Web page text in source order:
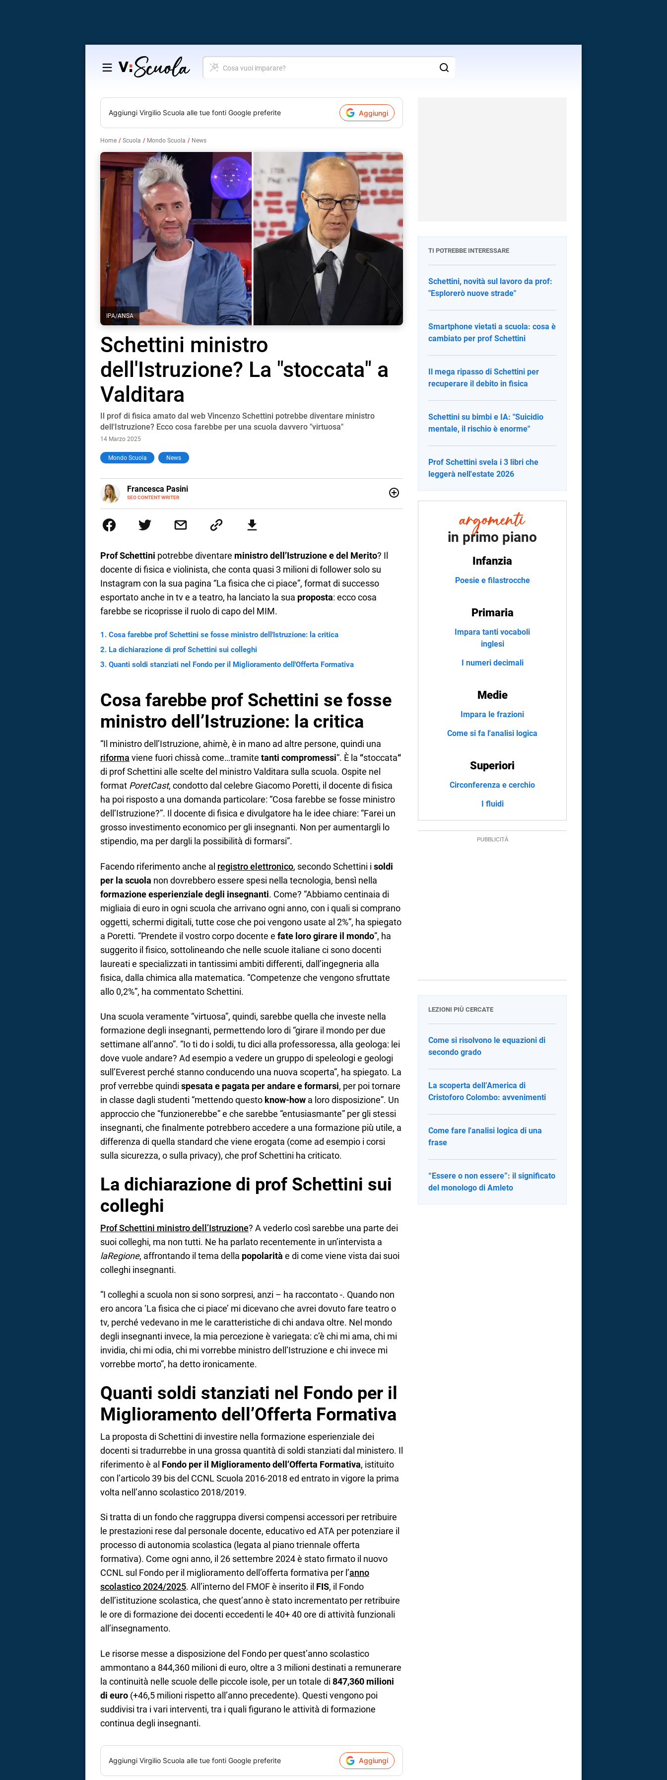
Salta
contenuto
Cosa
vuoi
Aggiungi Virgilio Scuola alle tue fonti Google preferite Aggiungi
Home Scuola Mondo Scuola News
IPA/ANSA
Schettini ministro
dell'Istruzione? La "stoccata" a
Valditara
Il prof di fisica amato dal web Vincenzo Schettini potrebbe diventare ministro
dell'Istruzione? Ecco cosa farebbe per una scuola davvero "virtuosa"
14 Marzo 2025
Mondo Scuola News
Francesca Pasini
SEO CONTENT WRITER
E-
MAIL
parlano di luoghi, viaggi unici, cultura e lifestyle, che trasformo in parole scritte per lavoro e
per passione.
Prof Schettini potrebbe diventare ministro dell’Istruzione e del Merito? Il
docente di fisica e violinista, che conta quasi 3 milioni di follower solo su
Instagram con la sua pagina “La fisica che ci piace”, format di successo
esportato anche in tv e a teatro, ha lanciato la sua proposta: ecco cosa
farebbe se ricoprisse il ruolo di capo del MIM.
Cosa farebbe prof Schettini se fosse ministro dell'Istruzione: la critica
La dichiarazione di prof Schettini sui colleghi
Quanti soldi stanziati nel Fondo per il Miglioramento dell'Offerta Formativa
Cosa farebbe prof Schettini se fosse
ministro dell’Istruzione: la critica
“Il ministro dell’Istruzione, ahimè, è in mano ad altre persone, quindi una
riforma viene fuori chissà come…tramite tanti compromessi“. È la “stoccata“
di prof Schettini alle scelte del ministro Valditara sulla scuola. Ospite nel
format PoretCast, condotto dal celebre Giacomo Poretti, il docente di fisica
ha poi risposto a una domanda particolare: “Cosa farebbe se fosse ministro
dell’Istruzione?”. Il docente di fisica e divulgatore ha le idee chiare: “Farei un
grosso investimento economico per gli insegnanti. Non per aumentargli lo
stipendio, ma per dargli la possibilità di formarsi”.
Facendo riferimento anche al registro elettronico, secondo Schettini i soldi
per la scuola non dovrebbero essere spesi nella tecnologia, bensì nella
formazione esperienziale degli insegnanti. Come? “Abbiamo centinaia di
migliaia di euro in ogni scuola che arrivano ogni anno, con i quali si comprano
oggetti, schermi digitali, tutte cose che poi vengono usate al 2%”, ha spiegato
a Poretti. “Prendete il vostro corpo docente e fate loro girare il mondo”, ha
suggerito il fisico, sottolineando che nelle scuole italiane ci sono docenti
laureati e specializzati in tantissimi ambiti differenti, dall’ingegneria alla
fisica, dalla chimica alla matematica. “Competenze che vengono sfruttate
allo 0,2%”, ha commentato Schettini.
Una scuola veramente “virtuosa”, quindi, sarebbe quella che investe nella
formazione degli insegnanti, permettendo loro di “girare il mondo per due
settimane all’anno”. “Io ti do i soldi, tu dici alla professoressa, alla geologa: lei
dove vuole andare? Ad esempio a vedere un gruppo di speleologi e geologi
sull’Everest perché stanno conducendo una nuova scoperta”, ha spiegato. La
prof verrebbe quindi spesata e pagata per andare e formarsi, per poi tornare
in classe dagli studenti “mettendo questo know-how a loro disposizione”. Un
approccio che “funzionerebbe” e che sarebbe “entusiasmante” per gli stessi
insegnanti, che finalmente potrebbero accedere a una formazione più utile, a
differenza di quella standard che viene erogata (come ad esempio i corsi
sulla sicurezza, o sulla privacy), che prof Schettini ha criticato.
La dichiarazione di prof Schettini sui
colleghi
Prof Schettini ministro dell’Istruzione? A vederlo così sarebbe una parte dei
suoi colleghi, ma non tutti. Ne ha parlato recentemente in un’intervista a
laRegione, affrontando il tema della popolarità e di come viene vista dai suoi
colleghi insegnanti.
“I colleghi a scuola non si sono sorpresi, anzi – ha raccontato -. Quando non
ero ancora ‘La fisica che ci piace’ mi dicevano che avrei dovuto fare teatro o
tv, perché vedevano in me le caratteristiche di chi andava oltre. Nel mondo
degli insegnanti invece, la mia percezione è variegata: c’è chi mi ama, chi mi
invidia, chi mi odia, chi mi vorrebbe ministro dell’Istruzione e chi invece mi
vorrebbe morto”, ha detto ironicamente.
Quanti soldi stanziati nel Fondo per il
Miglioramento dell’Offerta Formativa
La proposta di Schettini di investire nella formazione esperienziale dei
docenti si tradurrebbe in una grossa quantità di soldi stanziati dal ministero. Il
riferimento è al Fondo per il Miglioramento dell’Offerta Formativa, istituito
con l’articolo 39 bis del CCNL Scuola 2016-2018 ed entrato in vigore la prima
volta nell’anno scolastico 2018/2019.
Si tratta di un fondo che raggruppa diversi compensi accessori per retribuire
le prestazioni rese dal personale docente, educativo ed ATA per potenziare il
processo di autonomia scolastica (legata al piano triennale offerta
formativa). Come ogni anno, il 26 settembre 2024 è stato firmato il nuovo
CCNL sul Fondo per il miglioramento dell’offerta formativa per l’anno
scolastico 2024/2025. All’interno del FMOF è inserito il FIS, il Fondo
dell’istituzione scolastica, che quest’anno è stato incrementato per retribuire
le ore di formazione dei docenti eccedenti le 40+ 40 ore di attività funzionali
all’insegnamento.
Le risorse messe a disposizione del Fondo per quest’anno scolastico
ammontano a 844,360 milioni di euro, oltre a 3 milioni destinati a remunerare
la continuità nelle scuole delle piccole isole, per un totale di 847,360 milioni
di euro (+46,5 milioni rispetto all’anno precedente). Questi vengono poi
suddivisi tra i vari interventi, tra i quali figurano le attività di formazione
continua degli insegnanti.
Aggiungi Virgilio Scuola alle tue fonti Google preferite Aggiungi
TI POTREBBE INTERESSARE
Schettini, novità sul lavoro da prof:
"Esplorerò nuove strade"
Smartphone vietati a scuola: cosa è
cambiato per prof Schettini
Il mega ripasso di Schettini per
recuperare il debito in fisica
Schettini su bimbi e IA: "Suicidio
mentale, il rischio è enorme"
Prof Schettini svela i 3 libri che
leggerà nell'estate 2026
in primo piano
Infanzia
Poesie e filastrocche
Primaria
Impara tanti vocaboli
inglesi
I numeri decimali
Medie
Impara le frazioni
Come si fa l'analisi logica
Superiori
Circonferenza e cerchio
I fluidi
LEZIONI PIÙ CERCATE
Come si risolvono le equazioni di
secondo grado
La scoperta dell’America di
Cristoforo Colombo: avvenimenti
Come fare l'analisi logica di una
frase
“Essere o non essere”: il significato
del monologo di Amleto